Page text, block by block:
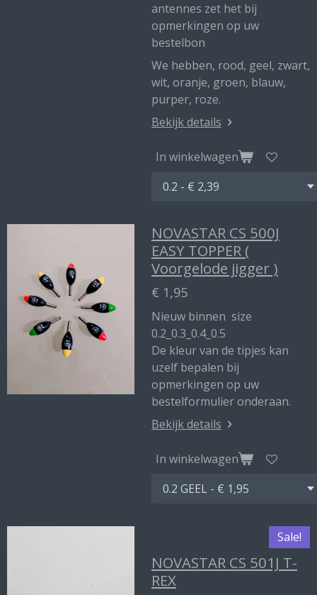
antennes zet het bij
opmerkingen op uw
bestelbon
We hebben, rood, geel, zwart,
wit, oranje, groen, blauw,
purper, roze.
Bekijk details
In winkelwagen
NOVASTAR CS 500J
EASY TOPPER (
Voorgelode jigger )
€ 1,95
Nieuw binnen size
0.2_0.3_0.4_0.5
De kleur van de tipjes kan
uzelf bepalen bij
opmerkingen op uw
bestelformulier onderaan.
Bekijk details
In winkelwagen
Sale!
NOVASTAR CS 501J T-
REX